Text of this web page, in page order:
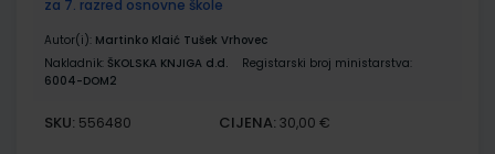
za 7. razred osnovne škole
Autor(i): Martinko Klaić Tušek Vrhovec
Nakladnik: ŠKOLSKA KNJIGA d.d.
Registarski broj ministarstva:
6004-DOM2
SKU: 556480 CIJENA: 30,00 €